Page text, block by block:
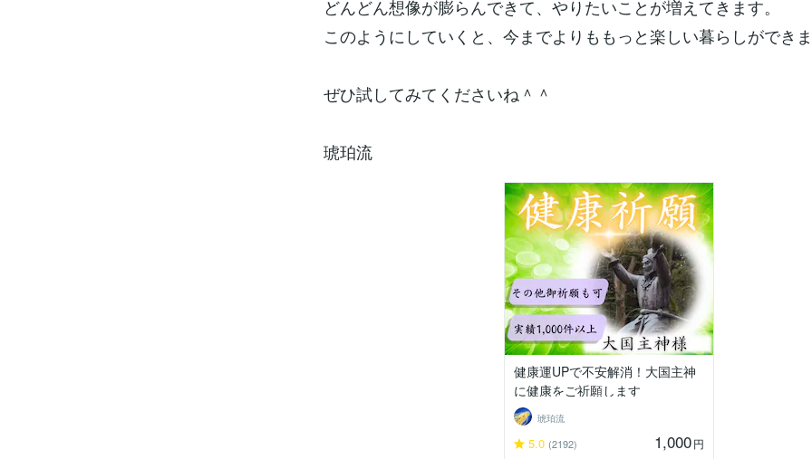
どんどん想像が膨らんできて、やりたいことが増えてきます。
このようにしていくと、今までよりももっと楽しい暮らしができま
ぜひ試してみてくださいね＾＾
琥珀流
健康運UPで不安解消！大国主神
に健康をご祈願します
琥珀流
5.0 (2192) 1,000円